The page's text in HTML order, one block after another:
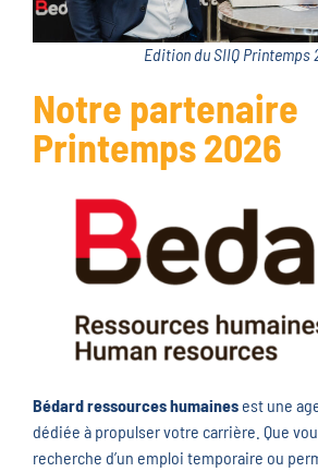
Edition du SIIQ Printemps
Notre partenaire
Printemps 2026
Bédard ressources humaines est une
dédiée à propulser votre carrière. Que
recherche d’un emploi temporaire ou